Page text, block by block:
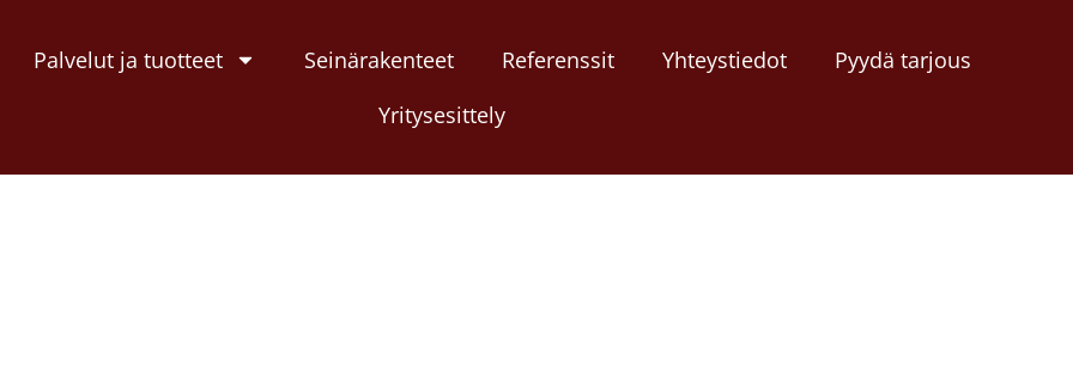
Palvelut ja tuotteet Seinärakenteet Referenssit Yhteystiedot
Pyydä tarjous
Yritysesittely